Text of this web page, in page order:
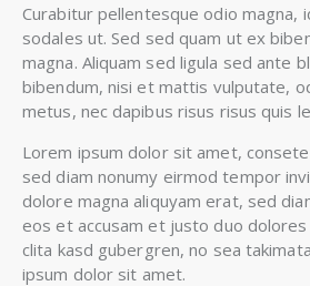
Curabitur pellentesque odio magna,
sodales ut. Sed sed quam ut ex
magna. Aliquam sed ligula sed ante
bibendum, nisi et mattis vulputate,
metus, nec dapibus risus risus quis
Lorem ipsum dolor sit amet,
sed diam nonumy eirmod tempor
dolore magna aliquyam erat, sed
eos et accusam et justo duo
clita kasd gubergren, no sea
ipsum dolor sit amet.